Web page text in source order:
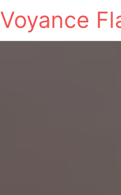
Voyance